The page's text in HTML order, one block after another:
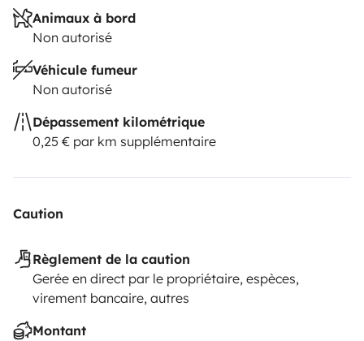
Animaux à bord
Non autorisé
Véhicule fumeur
Non autorisé
Dépassement kilométrique
0,25 € par km supplémentaire
Caution
Règlement de la caution
Gerée en direct par le propriétaire, espèces,
virement bancaire, autres
Montant